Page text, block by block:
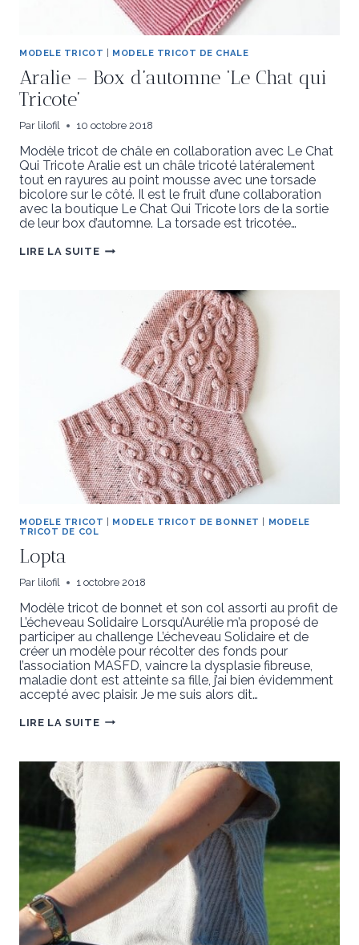
MODELE TRICOT MODELE TRICOT DE CHALE
Aralie – Box d’automne ‘Le Chat qui
Tricote’
Par lilofil 10 octobre 2018
Modèle tricot de châle en collaboration avec Le Chat
Qui Tricote Aralie est un châle tricoté latéralement
tout en rayures au point mousse avec une torsade
bicolore sur le côté. Il est le fruit d’une collaboration
avec la boutique Le Chat Qui Tricote lors de la sortie
de leur box d’automne. La torsade est tricotée…
LIRE LA SUITEARALIE
TRICOTE’
MODELE TRICOT MODELE TRICOT DE BONNET
MODELE
TRICOT DE COL
Lopta
Par lilofil 1 octobre 2018
Modèle tricot de bonnet et son col assorti au profit de
L’écheveau Solidaire Lorsqu’Aurélie m’a proposé de
participer au challenge L’écheveau Solidaire et de
créer un modèle pour récolter des fonds pour
l’association MASFD, vaincre la dysplasie fibreuse,
maladie dont est atteinte sa fille, j’ai bien évidemment
accepté avec plaisir. Je me suis alors dit…
LIRE LA SUITELOPTA